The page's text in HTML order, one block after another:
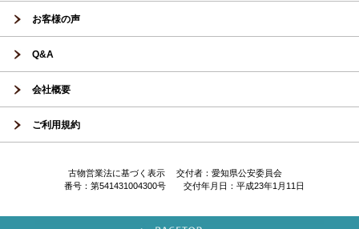
お客様の声
Q&A
会社概要
ご利用規約
古物営業法に基づく表示 交付者：愛知県公安委員会
番号：第541431004300号 交付年月日：平成23年1月11日